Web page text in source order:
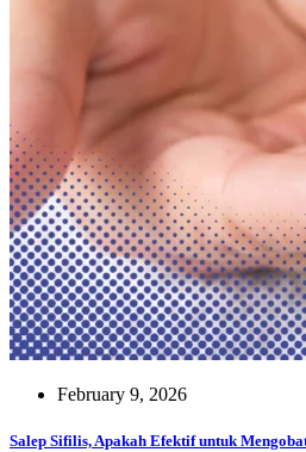
February 9, 2026
Salep Sifilis, Apakah Efektif untuk